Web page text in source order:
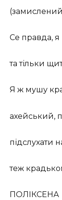
Се правда, я
та тільки
Я ж мушу
ахейський,
підслухати
теж
ПОЛІКСЕНА